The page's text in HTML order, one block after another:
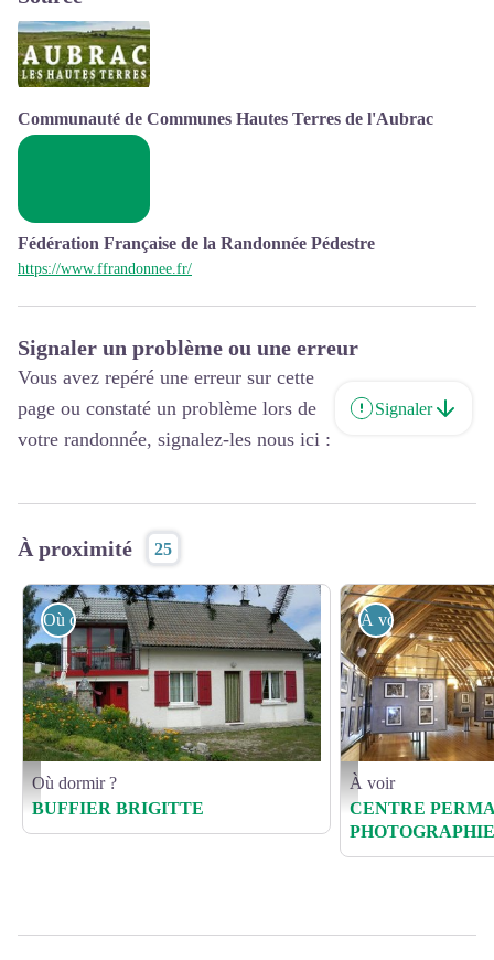
Communauté de Communes Hautes Terres de l'Aubrac
Fédération Française de la Randonnée Pédestre
https://www.ffrandonnee.fr/
Signaler un problème ou une erreur
Vous avez repéré une erreur sur cette
page ou constaté un problème lors de
votre randonnée, signalez-les nous ici :
Signaler
À proximité 25
HLOLAR0480009491_0 - Buffier
Où dormir ?
Où dormir ?
BUFFIER BRIGITTE
CPPP01 - ©
À voir
À voir
CENTRE
PHOTOGRAPHIE